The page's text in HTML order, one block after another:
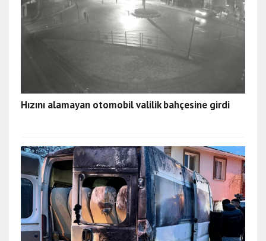
Hızını alamayan otomobil valilik bahçesine girdi